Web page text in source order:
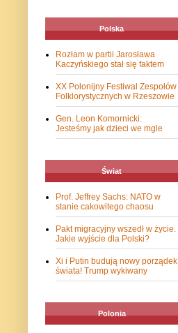
Polska
Rozłam w partii Jarosława
Kaczyńskiego stał się faktem
XX Polonijny Festiwal Zespołów
Folklorystycznych w Rzeszowie
Gen. Leon Komornicki:
Jesteśmy jak dzieci we mgle
Świat
Prof. Jeffrey Sachs: NATO w
stanie cakowitego chaosu
Pakt migracyjny wszedł w życie.
Jakie wyjście dla Polski?
Xi i Putin budują nowy porządek
świata! Trump wykiwany
Polonia